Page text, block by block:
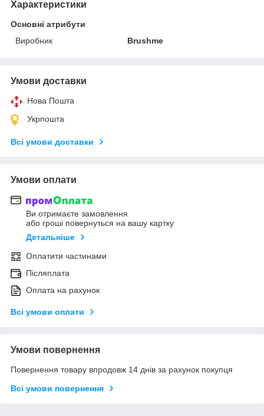
Характеристики
Основні атрибути
Виробник
Brushme
Умови доставки
Нова Пошта
Укрпошта
Всі умови доставки
Умови оплати
Ви отримаєте замовлення
або гроші повернуться на вашу картку
Детальніше
Оплатити частинами
Післяплата
Оплата на рахунок
Всі умови оплати
Умови повернення
Повернення товару впродовж 14 днів за рахунок покупця
Всі умови повернення